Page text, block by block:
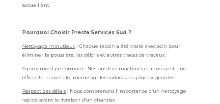
accueillant.
Pourquoi Choisir Presta’Services Sud ?
Nettoyage minutieux: Chaque recoin a été traité avec soin pour
éliminer la poussière, les débris et autres traces de travaux.
Équipement performant: Nos outils et machines garantissent une
efficacité maximale, même sur les surfaces les plus exigeantes.
Respect des délais: Nous comprenons l’importance d’un nettoyage
rapide avant la livraison d’un chantier.